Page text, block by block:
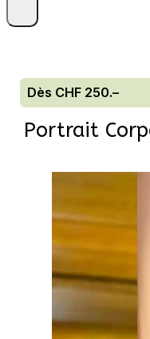
Dès CHF 250.–
Portrait